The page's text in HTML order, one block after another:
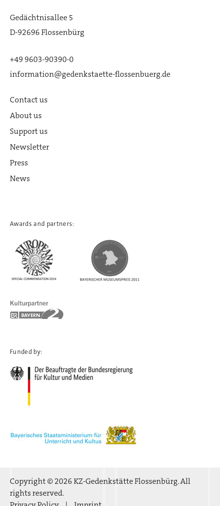
Gedächtnisallee 5
D-92696 Flossenbürg
+49 9603-90390-0
information@gedenkstaette-flossenbuerg.de
Contact us
About us
Support us
Newsletter
Press
News
Awards and partners:
Funded by:
Copyright © 2026 KZ-Gedenkstätte Flossenbürg. All
rights reserved.